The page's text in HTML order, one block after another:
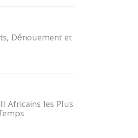
Dénouement et
Africains les Plus